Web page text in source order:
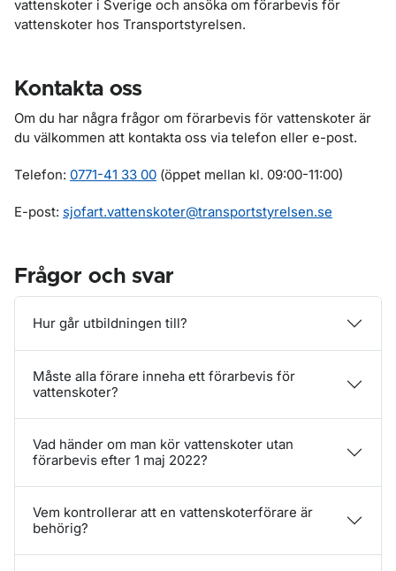
vattenskoter i Sverige och ansöka om förarbevis för
vattenskoter hos Transportstyrelsen.
Kontakta oss
Om du har några frågor om förarbevis för vattenskoter är
du välkommen att kontakta oss via telefon eller e-post.
Telefon: 0771-41 33 00 (öppet mellan kl. 09:00-11:00)
E-post: sjofart.vattenskoter@transportstyrelsen.se
Frågor och svar
Hur går utbildningen till?
Måste alla förare inneha ett förarbevis för
vattenskoter?
Vad händer om man kör vattenskoter utan
förarbevis efter 1 maj 2022?
Vem kontrollerar att en vattenskoterförare är
behörig?